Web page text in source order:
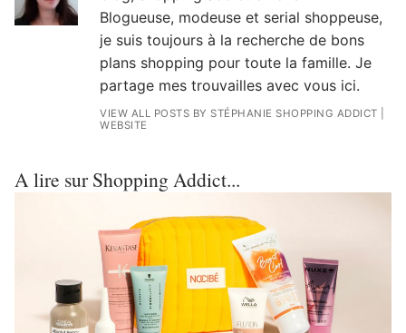
Blogueuse, modeuse et serial shoppeuse,
je suis toujours à la recherche de bons
plans shopping pour toute la famille. Je
partage mes trouvailles avec vous ici.
VIEW ALL POSTS BY STÉPHANIE SHOPPING ADDICT
WEBSITE
A lire sur Shopping Addict...